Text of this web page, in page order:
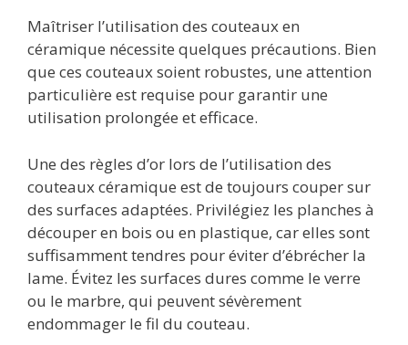
Maîtriser l’utilisation des couteaux en
céramique nécessite quelques précautions. Bien
que ces couteaux soient robustes, une attention
particulière est requise pour garantir une
utilisation prolongée et efficace.
Une des règles d’or lors de l’utilisation des
couteaux céramique est de toujours couper sur
des surfaces adaptées. Privilégiez les planches à
découper en bois ou en plastique, car elles sont
suffisamment tendres pour éviter d’ébrécher la
lame. Évitez les surfaces dures comme le verre
ou le marbre, qui peuvent sévèrement
endommager le fil du couteau.